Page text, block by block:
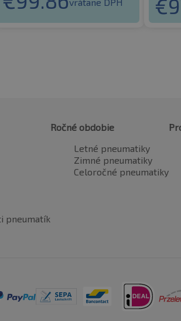
vrátane DPH €
pneumatík
Ročné obdobie
Letné pneumatiky
Zimné pneumatiky
Celoročné pneumatiky